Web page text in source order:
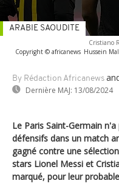
Cristiano
Copyright © africanews Hussein
By Rédaction Africanews
Dernière MAJ: 13/08/2024
ARABIE SAOUDITE
Le Paris Saint-Germain
défensifs dans un match
gagné contre une
stars Lionel Messi et
marqué, pour leur